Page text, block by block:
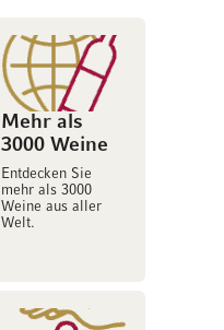
Mehr als
3000 Weine
Entdecken Sie
mehr als 3000
Weine aus aller
Welt.